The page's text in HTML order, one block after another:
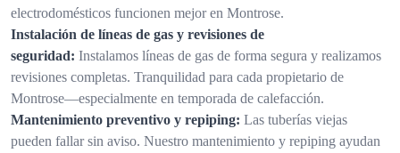
electrodomésticos funcionen mejor en Montrose.
Instalación de líneas de gas y revisiones de
seguridad: Instalamos líneas de gas de forma segura y realizamos
revisiones completas. Tranquilidad para cada propietario de
Montrose—especialmente en temporada de calefacción.
Mantenimiento preventivo y repiping: Las tuberías viejas
pueden fallar sin aviso. Nuestro mantenimiento y repiping ayudan